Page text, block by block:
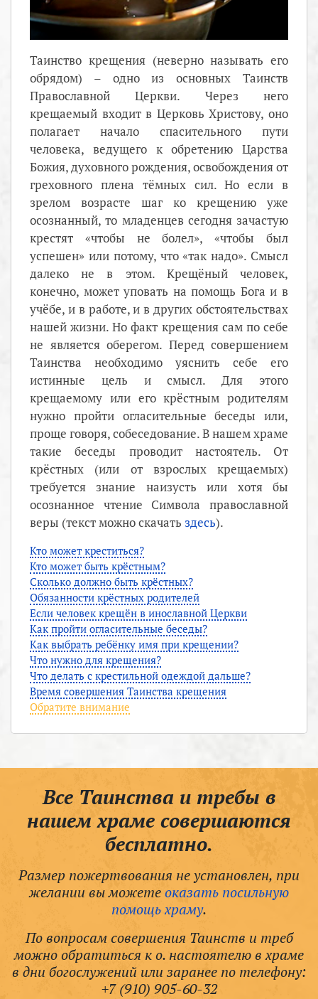
Таинство крещения (неверно называть его
обрядом) – одно из основных Таинств
Православной Церкви. Через него
крещаемый входит в Церковь Христову, оно
полагает начало спасительного пути
человека, ведущего к обретению Царства
Божия, духовного рождения, освобождения от
греховного плена тёмных сил. Но если в
зрелом возрасте шаг ко крещению уже
осознанный, то младенцев сегодня зачастую
крестят «чтобы не болел», «чтобы был
успешен» или потому, что «так надо». Смысл
далеко не в этом. Крещёный человек,
конечно, может уповать на помощь Бога и в
учёбе, и в работе, и в других обстоятельствах
нашей жизни. Но факт крещения сам по себе
не является оберегом. Перед совершением
Таинства необходимо уяснить себе его
истинные цель и смысл. Для этого
крещаемому или его крёстным родителям
нужно пройти огласительные беседы или,
проще говоря, собеседование. В нашем храме
такие беседы проводит настоятель. От
крёстных (или от взрослых крещаемых)
требуется знание наизусть или хотя бы
осознанное чтение Символа православной
веры (текст можно скачать здесь).
Кто может креститься?
Кто может быть крёстным?
Сколько должно быть крёстных?
Обязанности крёстных родителей
Если человек крещён в инославной Церкви
Как пройти огласительные беседы?
Как выбрать ребёнку имя при крещении?
Что нужно для крещения?
Что делать с крестильной одеждой дальше?
Время совершения Таинства крещения
Обратите внимание
Все Таинства и требы в
нашем храме совершаются
бесплатно.
Размер пожертвования не установлен, при
желании вы можетеоказать посильную
помощь храму.
По вопросам совершения Таинств и треб
можно обратиться к о. настоятелю в храме
в дни богослужений или заранее по телефону:
+7 (910) 905-60-32